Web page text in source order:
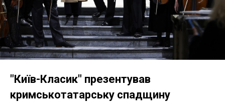
"Київ-Класик" презентував
кримськотатарську спадщину